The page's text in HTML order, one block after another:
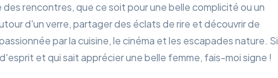
rencontres, que ce soit pour une belle complicité ou un
d'un verre, partager des éclats de rire et découvrir de
par la cuisine, le cinéma et les escapades nature. Si
et qui sait apprécier une belle femme, fais-moi signe !